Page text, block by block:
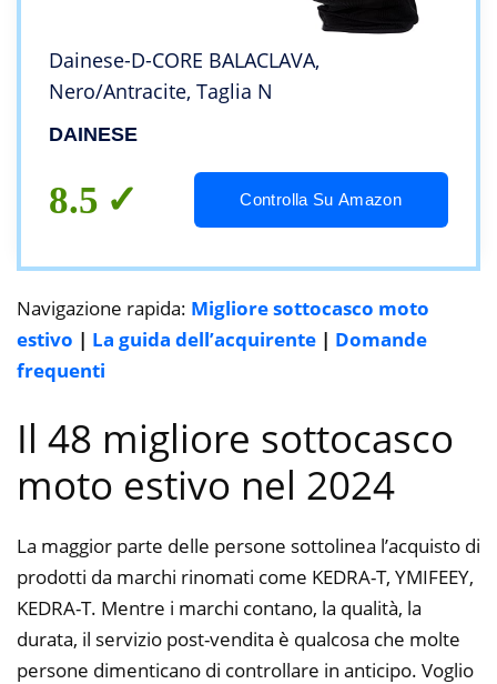
Dainese-D-CORE BALACLAVA,
Nero/Antracite, Taglia N
DAINESE
8.5 Controlla Su Amazon
Navigazione rapida: Migliore sottocasco moto
estivo | La guida dell’acquirente | Domande
frequenti
Il 48 migliore sottocasco
moto estivo nel 2024
La maggior parte delle persone sottolinea l’acquisto di
prodotti da marchi rinomati come KEDRA-T, YMIFEEY,
KEDRA-T. Mentre i marchi contano, la qualità, la
durata, il servizio post-vendita è qualcosa che molte
persone dimenticano di controllare in anticipo. Voglio